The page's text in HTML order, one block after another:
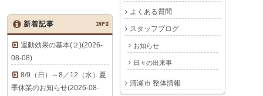
よくある質問
スタッフブログ
お知らせ
日々の出来事
清瀬市 整体情報
新着記事 INFO
運動効果の基本(２)(2026-
08-08)
8/9（日）～8／12（水）夏
季休業のお知らせ(2026-08-